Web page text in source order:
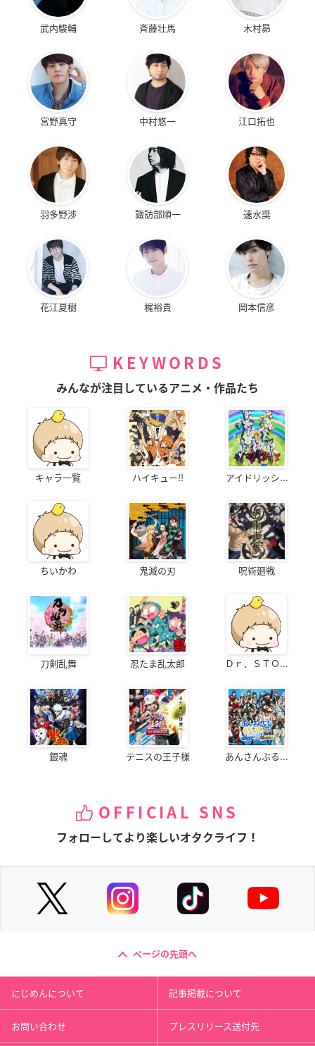
武内駿輔 斉藤壮馬 木村昴
宮野真守 中村悠一 江口拓也
羽多野渉 諏訪部順一 速水奨
花江夏樹 梶裕貴 岡本信彦
KEYWORDS
みんなが注目しているアニメ・作品たち
キャラ一覧 ハイキュー!! アイドリッシ...
ちいかわ 鬼滅の刃 呪術廻戦
刀剣乱舞 忍たま乱太郎 Ｄｒ．ＳＴＯ...
銀魂 テニスの王子様 あんさんぶる...
OFFICIAL SNS
フォローしてより楽しいオタクライフ！
ページの先頭へ
にじめんについて 記事掲載について
お問い合わせ プレスリリース送付先